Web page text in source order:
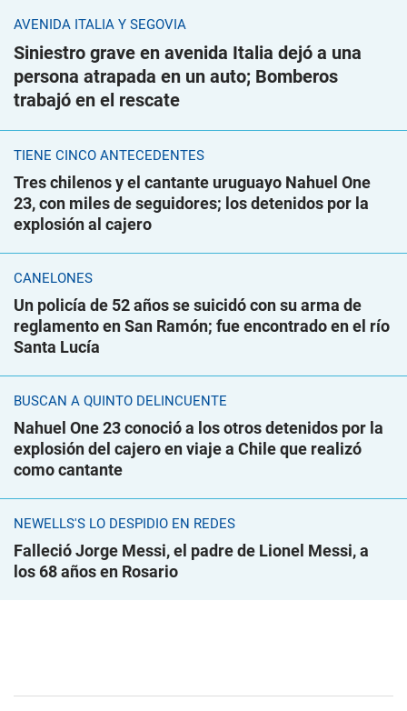
AVENIDA ITALIA Y SEGOVIA
Siniestro grave en avenida Italia dejó a una
persona atrapada en un auto; Bomberos
trabajó en el rescate
TIENE CINCO ANTECEDENTES
Tres chilenos y el cantante uruguayo Nahuel One
23, con miles de seguidores; los detenidos por la
explosión al cajero
CANELONES
Un policía de 52 años se suicidó con su arma de
reglamento en San Ramón; fue encontrado en el río
Santa Lucía
BUSCAN A QUINTO DELINCUENTE
Nahuel One 23 conoció a los otros detenidos por la
explosión del cajero en viaje a Chile que realizó
como cantante
NEWELLS'S LO DESPIDIÓ EN REDES
Falleció Jorge Messi, el padre de Lionel Messi, a
los 68 años en Rosario